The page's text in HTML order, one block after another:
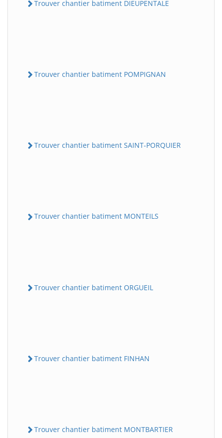
Trouver chantier batiment DIEUPENTALE
Trouver chantier batiment POMPIGNAN
Trouver chantier batiment SAINT-PORQUIER
Trouver chantier batiment MONTEILS
Trouver chantier batiment ORGUEIL
Trouver chantier batiment FINHAN
Trouver chantier batiment MONTBARTIER